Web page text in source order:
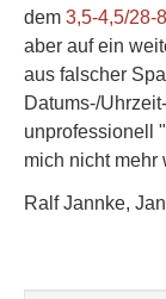
dem 3,5-4,5/28-
aber auf ein
aus falscher
Datums-/
unprofessionell
mich nicht mehr
Ralf Jannke,